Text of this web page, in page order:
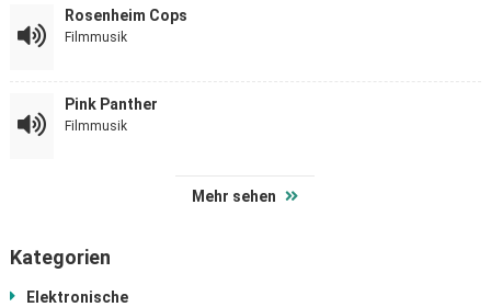
Rosenheim Cops
Filmmusik
Pink Panther
Filmmusik
Mehr sehen
Kategorien
Elektronische